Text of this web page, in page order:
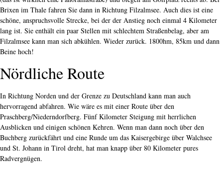
Brixen im Thale fahren Sie dann in Richtung Filzalmsee. Auch dies ist eine
schöne, anspruchsvolle Strecke, bei der der Anstieg noch einmal 4 Kilometer
lang ist. Sie enthält ein paar Stellen mit schlechtem Straßenbelag, aber am
Filzalmsee kann man sich abkühlen. Wieder zurück. 1800hm, 85km und dann
Beine hoch!
Nördliche Route
In Richtung Norden und der Grenze zu Deutschland kann man auch
hervorragend abfahren. Wie wäre es mit einer Route über den
Praschberg/Niederndorfberg. Fünf Kilometer Steigung mit herrlichen
Ausblicken und einigen schönen Kehren. Wenn man dann noch über den
Buchberg zurückfährt und eine Runde um das Kaisergebirge über Walchsee
und St. Johann in Tirol dreht, hat man knapp über 80 Kilometer pures
Radvergnügen.